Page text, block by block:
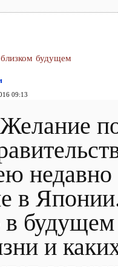
будущем
09:13
в
в
и